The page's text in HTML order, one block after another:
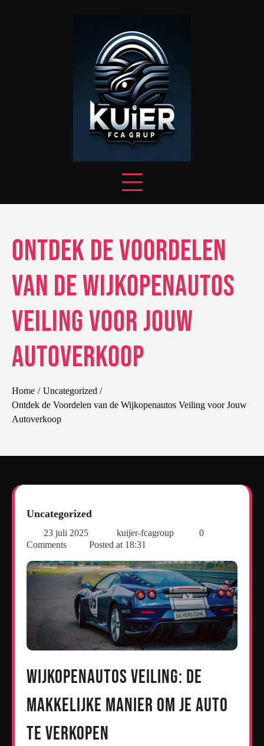
Ontdek de Voordelen
van de Wijkopenautos
Veiling voor Jouw
Autoverkoop
Home
Uncategorized
Ontdek de Voordelen van de Wijkopenautos Veiling voor Jouw
Autoverkoop
Uncategorized
23 juli 2025 kuijer-fcagroup
0
Comments
Posted at 18:31
Wijkopenautos Veiling: De
Makkelijke Manier om Je Auto
te Verkopen